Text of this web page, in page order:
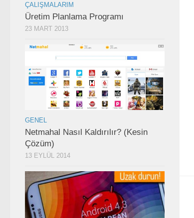
ÇALIŞMALARIM
Üretim Planlama Programı
23 MART 2013
GENEL
Netmahal Nasıl Kaldırılır? (Kesin
Çözüm)
13 EYLÜL 2014